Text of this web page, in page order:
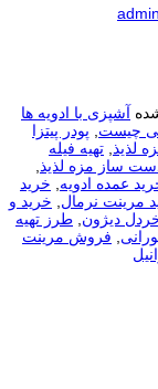
admin
آشپزی با ادویه ها
چیست
پودر پیتزا
لذیذ
تهیه فیله
ساز مزه لذیذ
عمده ادویه
خرید
مرینت نرمال
خرید و
دیژون طرز تهیه
فروش مرینت